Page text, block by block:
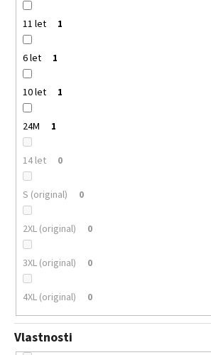
11 let 1
6 let 1
10 let 1
24M 1
14 let 0
S (original) 0
2XL (original) 0
3XL (original) 0
4XL (original) 0
Vlastnosti